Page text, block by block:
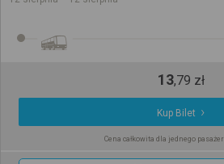
13,79 zł
Kup Bilet
Cena całkowita dla jednego